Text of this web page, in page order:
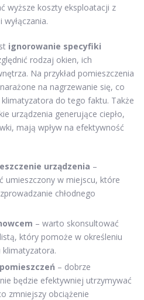
wyższe koszty eksploatacji z
ignorowanie specyfiki
rodzaj okien, ich
Na przykład pomieszczenia
na nagrzewanie się, co
do tego faktu. Także
urządzenia generujące ciepło,
mają wpływ na efektywność
urządzenia –
umieszczony w miejscu, które
chłodnego
– warto skonsultować
który pomoże w określeniu
klimatyzatora.
– dobrze
będzie efektywniej utrzymywać
zmniejszy obciążenie